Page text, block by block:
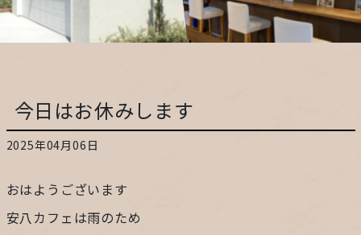
こだわり
施工実績
お問い合わせ
今日はお休みします
2025年04月06日
おはようございます
安八カフェは雨のため